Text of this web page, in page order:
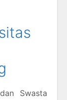
Swasta